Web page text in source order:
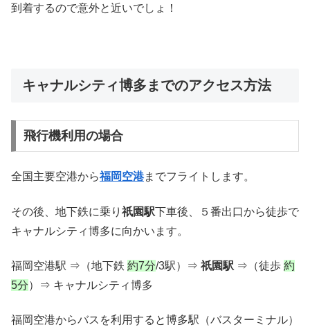
到着するので意外と近いでしょ！
キャナルシティ博多までのアクセス方法
飛行機利用の場合
全国主要空港から福岡空港までフライトします。
その後、地下鉄に乗り 祇園駅下車後、５番出口から徒歩で
キャナルシティ博多に向かいます。
福岡空港駅 ⇒（地下鉄 約7分/3駅）⇒ 祇園駅 ⇒（徒歩 約
5分）⇒ キャナルシティ博多
福岡空港からバスを利用すると博多駅（バスターミナル）